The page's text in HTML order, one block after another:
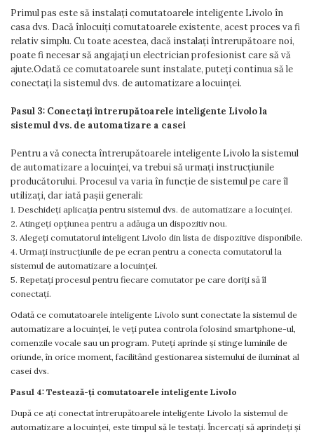
Primul pas este să instalați comutatoarele inteligente Livolo în
casa dvs. Dacă înlocuiți comutatoarele existente, acest proces va fi
relativ simplu. Cu toate acestea, dacă instalați întrerupătoare noi,
poate fi necesar să angajați un electrician profesionist care să vă
ajute.Odată ce comutatoarele sunt instalate, puteți continua să le
conectați la sistemul dvs. de automatizare a locuinței.
Pasul 3: Conectați întrerupătoarele inteligente Livolo la
sistemul dvs. de automatizare a casei
Pentru a vă conecta întrerupătoarele inteligente Livolo la sistemul
de automatizare a locuinței, va trebui să urmați instrucțiunile
producătorului. Procesul va varia în funcție de sistemul pe care îl
utilizați, dar iată pașii generali:
1. Deschideți aplicația pentru sistemul dvs. de automatizare a locuinței.
2. Atingeți opțiunea pentru a adăuga un dispozitiv nou.
3. Alegeți comutatorul inteligent Livolo din lista de dispozitive disponibile.
4. Urmați instrucțiunile de pe ecran pentru a conecta comutatorul la
sistemul de automatizare a locuinței.
5. Repetați procesul pentru fiecare comutator pe care doriți să îl
conectați.
Odată ce comutatoarele inteligente Livolo sunt conectate la sistemul de
automatizare a locuinței, le veți putea controla folosind smartphone-ul,
comenzile vocale sau un program. Puteți aprinde și stinge luminile de
oriunde, în orice moment, facilitând gestionarea sistemului de iluminat al
casei dvs.
Pasul 4: Testează-ți comutatoarele inteligente Livolo
După ce ați conectat întrerupătoarele inteligente Livolo la sistemul de
automatizare a locuinței, este timpul să le testați. Încercați să aprindeți și